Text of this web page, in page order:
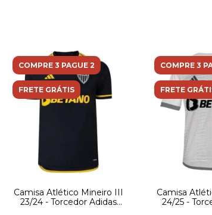
COMPRE 3 PAGUE 2
FRETE GRÁTIS
Camisa Atlético Mineiro III
23/24 - Torcedor Adidas
COMPRE 3
FRETE
Camisa
24/25 -